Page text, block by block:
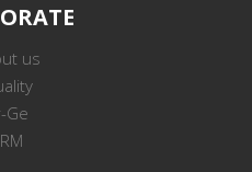
us
Ge